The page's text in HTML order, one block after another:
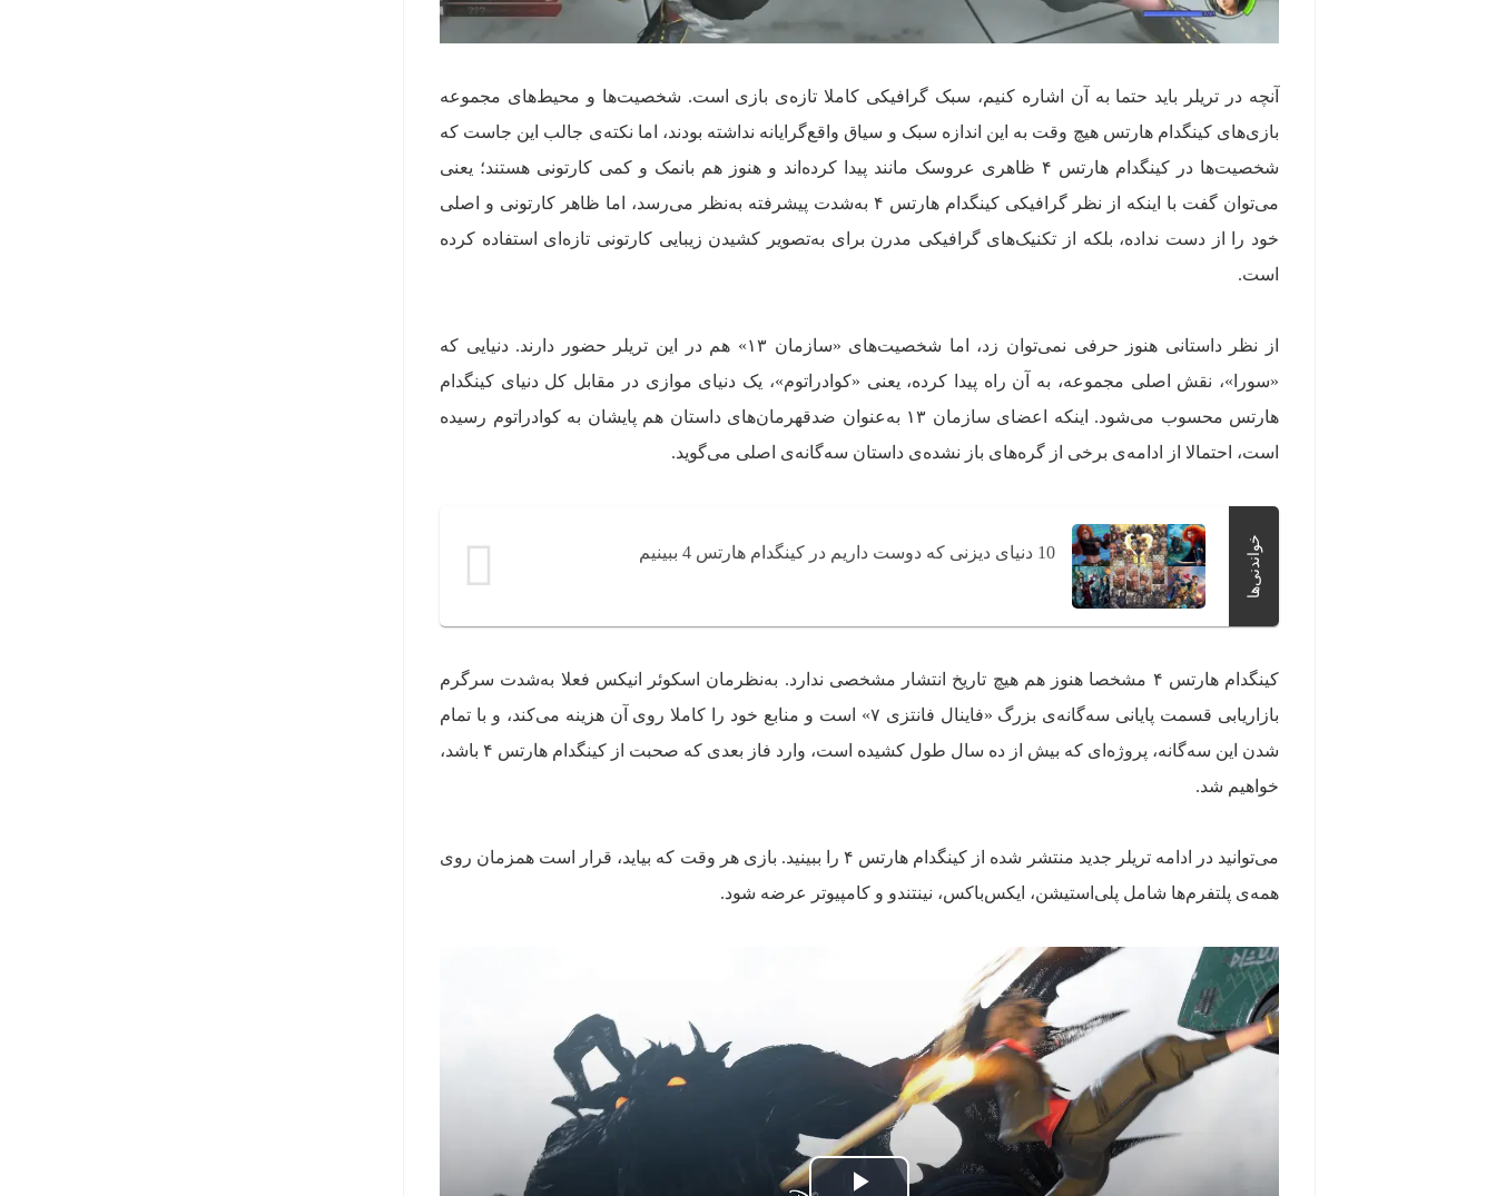
آنچه در تریلر باید حتما به آن اشاره کنیم، سبک گرافیکی کاملا تازه‌ی بازی است. شخصیت‌ها و محیط‌های مجموعه
بازی‌های کینگدام هارتس هیچ وقت به این اندازه سبک و سیاق واقع‌گرایانه نداشته بودند، اما نکته‌ی جالب این جاست که
شخصیت‌ها در کینگدام هارتس ۴ ظاهری عروسک مانند پیدا کرده‌اند و هنوز هم بانمک و کمی کارتونی هستند؛ یعنی
می‌توان گفت با اینکه از نظر گرافیکی کینگدام هارتس ۴ به‌شدت پیشرفته به‌نظر می‌رسد، اما ظاهر کارتونی و اصلی
خود را از دست نداده، بلکه از تکنیک‌های گرافیکی مدرن برای به‌تصویر کشیدن زیبایی کارتونی تازه‌ای استفاده کرده
است.
از نظر داستانی هنوز حرفی نمی‌توان زد، اما شخصیت‌های «سازمان ۱۳» هم در این تریلر حضور دارند. دنیایی که
«سورا»، نقش اصلی مجموعه، به آن راه پیدا کرده، یعنی «کوادراتوم»، یک دنیای موازی در مقابل کل دنیای کینگدام
هارتس محسوب می‌شود. اینکه اعضای سازمان ۱۳ به‌عنوان ضدقهرمان‌های داستان هم پایشان به کوادراتوم رسیده
است، احتمالا از ادامه‌ی برخی از گره‌های باز نشده‌ی داستان سه‌گانه‌ی اصلی می‌گوید.
خواندنی‌ها 10 دنیای دیزنی که دوست داریم در کینگدام هارتس 4 ببینیم
کینگدام هارتس ۴ مشخصا هنوز هم هیچ تاریخ انتشار مشخصی ندارد. به‌نظرمان اسکوئر انیکس فعلا به‌شدت سرگرم
بازاریابی قسمت پایانی سه‌گانه‌ی بزرگ «فاینال فانتزی ۷» است و منابع خود را کاملا روی آن هزینه می‌کند، و با تمام
شدن این سه‌گانه، پروژه‌ای که بیش از ده سال طول کشیده است، وارد فاز بعدی که صحبت از کینگدام هارتس ۴ باشد،
خواهیم شد.
می‌توانید در ادامه تریلر جدید منتشر شده از کینگدام هارتس ۴ را ببینید. بازی هر وقت که بیاید، قرار است همزمان روی
همه‌ی پلتفرم‌ها شامل پلی‌استیشن، ایکس‌باکس، نینتندو و کامپیوتر عرضه شود.